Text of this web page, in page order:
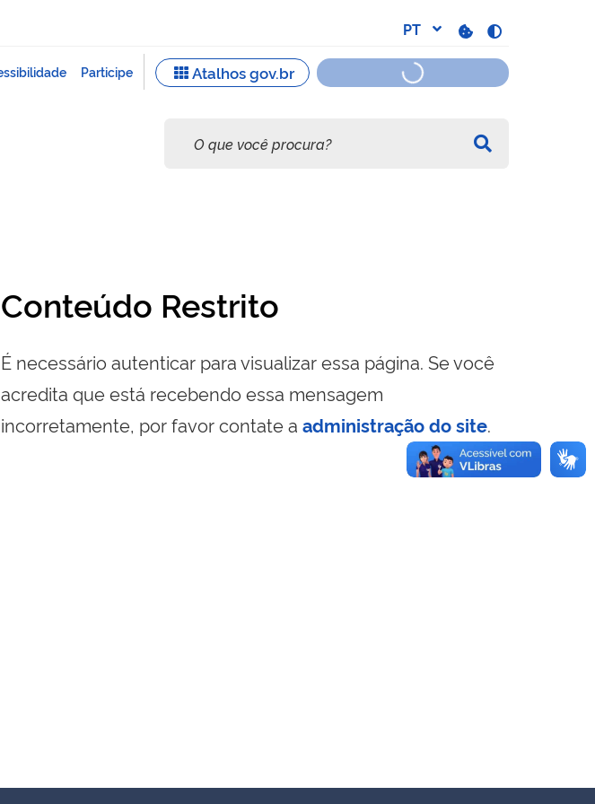
Conteúdo Restrito
É necessário autenticar para visualizar essa página. Se você
acredita que está recebendo essa mensagem
incorretamente, por favor contate a administração do site.